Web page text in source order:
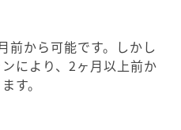
前から可能です。しかし
により、2ヶ月以上前か
す。